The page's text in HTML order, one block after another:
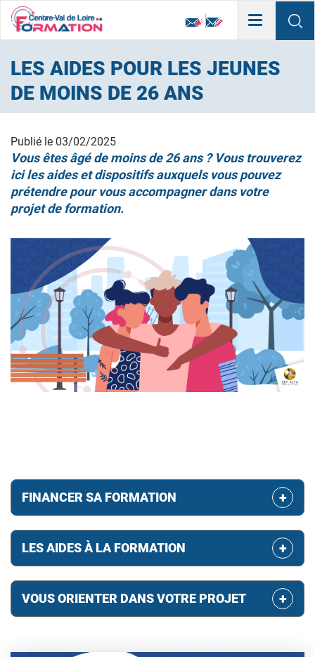
Toggle
LES AIDES POUR LES JEUNES
DE MOINS DE 26 ANS
Publié le 03/02/2025
Vous êtes âgé de moins de 26 ans ? Vous trouverez
ici les aides et dispositifs auxquels vous pouvez
prétendre pour vous accompagner dans votre
projet de formation.
FINANCER SA FORMATION
LES AIDES À LA FORMATION
VOUS ORIENTER DANS VOTRE PROJET